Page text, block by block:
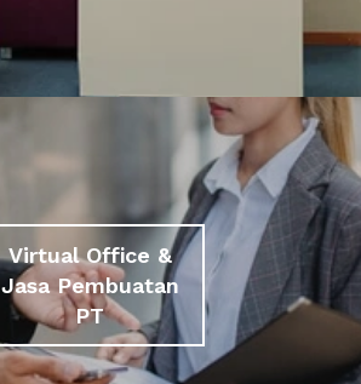
Virtual Office &
Jasa Pembuatan
PT